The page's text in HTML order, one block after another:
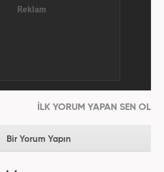
bağlı Haber7.com’da editör
İLK YORUM YAPAN SEN OL
Bir Yorum Yapın